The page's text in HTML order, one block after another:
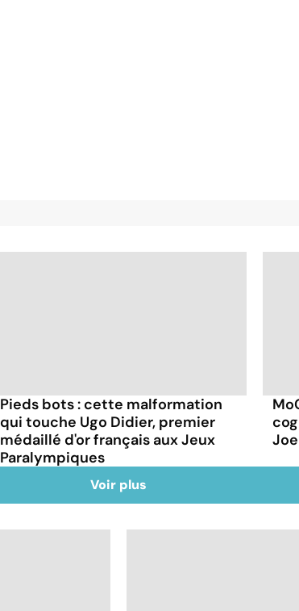
Pieds bots : cette malformation
qui touche Ugo Didier, premier
médaillé d'or français aux Jeux
Paralympiques
Voir plus